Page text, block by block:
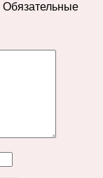
Обязательные